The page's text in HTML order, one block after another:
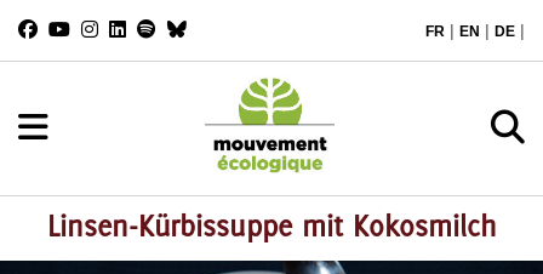
FR | EN | DE |
Linsen-Kürbissuppe mit Kokosmilch